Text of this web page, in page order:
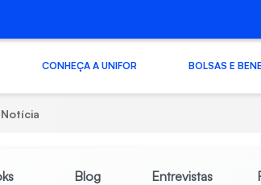
CONHEÇA A UNIFOR BOLSAS E
Notícia
Blog Entrevistas